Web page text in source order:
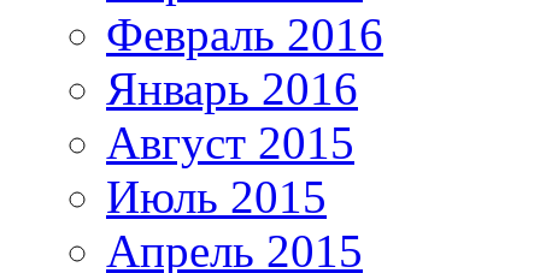
Февраль 2016
Январь 2016
Август 2015
Июль 2015
Апрель 2015